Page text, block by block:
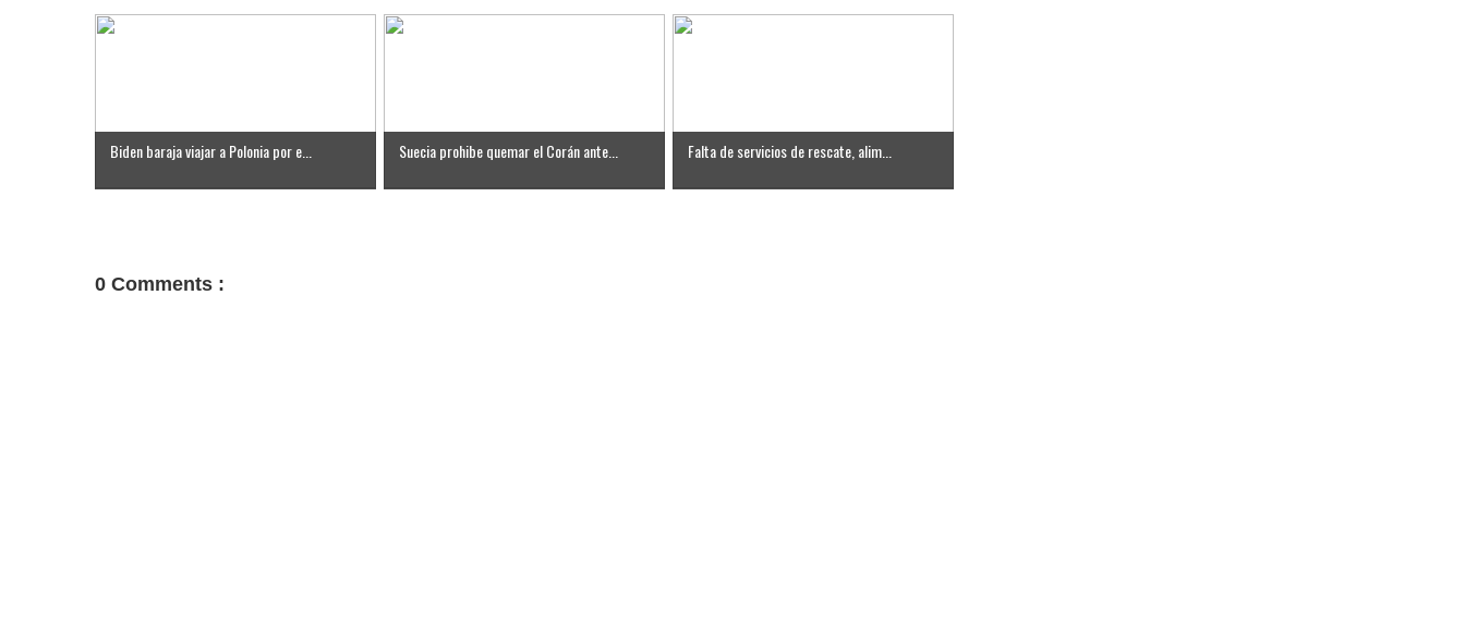
Biden baraja viajar a Polonia por e... Suecia prohibe quemar el Corán ante... Falta de servicios de rescate, alim...
0 Comments :